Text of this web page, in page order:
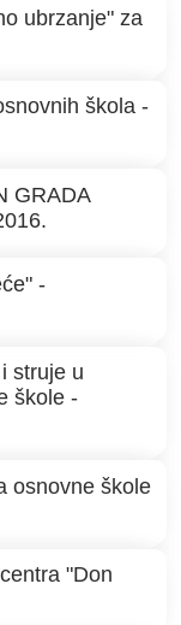
ubrzanje" za
škola -
GRADA
-
struje u
škole -
osnovne škole
"Don